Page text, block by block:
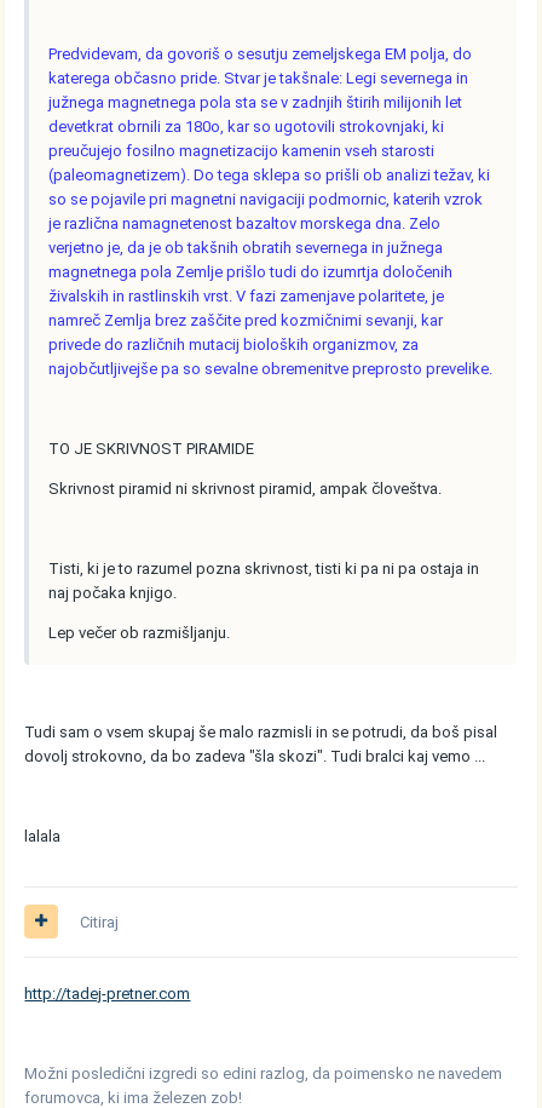
Predvidevam, da govoriš o sesutju zemeljskega EM polja, do
katerega občasno pride. Stvar je takšnale: Legi severnega in
južnega magnetnega pola sta se v zadnjih štirih milijonih let
devetkrat obrnili za 180o, kar so ugotovili strokovnjaki, ki
preučujejo fosilno magnetizacijo kamenin vseh starosti
(paleomagnetizem). Do tega sklepa so prišli ob analizi težav, ki
so se pojavile pri magnetni navigaciji podmornic, katerih vzrok
je različna namagnetenost bazaltov morskega dna. Zelo
verjetno je, da je ob takšnih obratih severnega in južnega
magnetnega pola Zemlje prišlo tudi do izumrtja določenih
živalskih in rastlinskih vrst. V fazi zamenjave polaritete, je
namreč Zemlja brez zaščite pred kozmičnimi sevanji, kar
privede do različnih mutacij bioloških organizmov, za
najobčutljivejše pa so sevalne obremenitve preprosto prevelike.
TO JE SKRIVNOST PIRAMIDE
Skrivnost piramid ni skrivnost piramid, ampak človeštva.
Tisti, ki je to razumel pozna skrivnost, tisti ki pa ni pa ostaja in
naj počaka knjigo.
Lep večer ob razmišljanju.
Tudi sam o vsem skupaj še malo razmisli in se potrudi, da boš pisal
dovolj strokovno, da bo zadeva "šla skozi". Tudi bralci kaj vemo ...
lalala
Citiraj
http://tadej-pretner.com
Možni posledični izgredi so edini razlog, da poimensko ne navedem
forumovca, ki ima železen zob!